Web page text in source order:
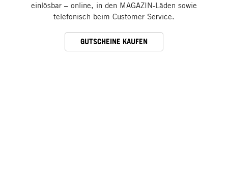
einlösbar – online, in den MAGAZIN-Läden sowie
telefonisch beim Customer Service.
GUTSCHEINE KAUFEN